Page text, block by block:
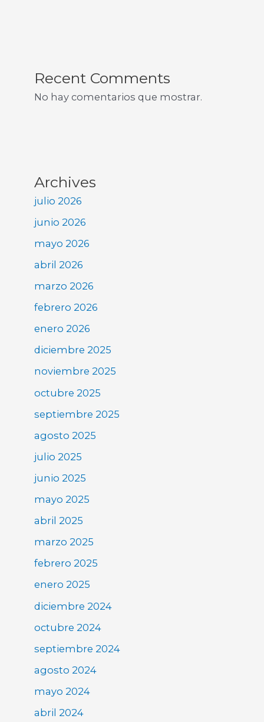
Recent Comments
No hay comentarios que mostrar.
Archives
julio 2026
junio 2026
mayo 2026
abril 2026
marzo 2026
febrero 2026
enero 2026
diciembre 2025
noviembre 2025
octubre 2025
septiembre 2025
agosto 2025
julio 2025
junio 2025
mayo 2025
abril 2025
marzo 2025
febrero 2025
enero 2025
diciembre 2024
octubre 2024
septiembre 2024
agosto 2024
mayo 2024
abril 2024